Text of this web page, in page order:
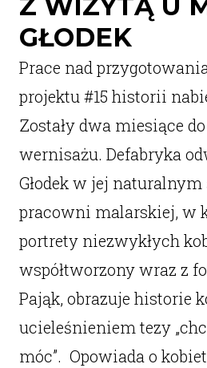
GŁODEK
Prace nad
projektu #15 historii
Zostały dwa miesiące
wernisażu. Defabryka
Głodek w jej
pracowni malarskiej, w
portrety niezwykłych
współtworzony wraz z
Pająk, obrazuje historie
ucieleśnieniem tezy
móc”. Opowiada o